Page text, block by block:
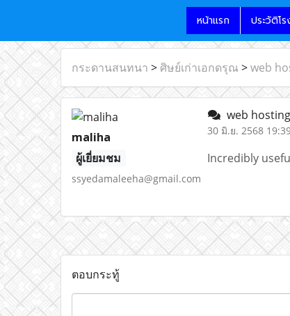
หน้าแรก ประวัติโร
กระดานสนทนา > ศิษย์เก่าเอกดรุณ >web
maliha
ผู้เยี่ยมชม
ssyedamaleeha@gmail.com
web hosting
30 มิ.ย. 2568
Incredibly
ตอบกระทู้